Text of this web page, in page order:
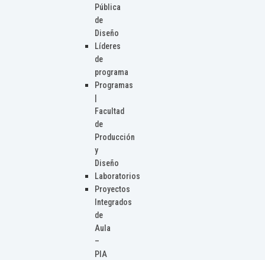
Pública
de
Diseño
Líderes
de
programa
Programas
Facultad
de
Producción
y
Diseño
Laboratorios
Proyectos
Integrados
de
Aula
–
PIA